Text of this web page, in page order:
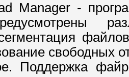
Manager -
свободных
Поддержка